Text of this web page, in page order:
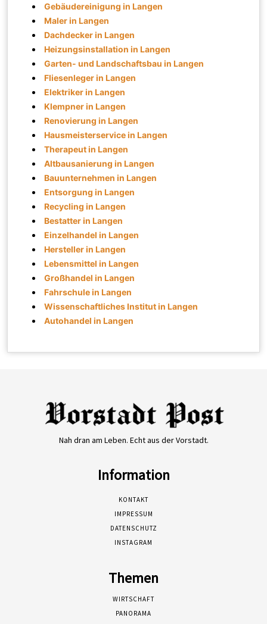
Gebäudereinigung in Langen
Maler in Langen
Dachdecker in Langen
Heizungsinstallation in Langen
Garten- und Landschaftsbau in Langen
Fliesenleger in Langen
Elektriker in Langen
Klempner in Langen
Renovierung in Langen
Hausmeisterservice in Langen
Therapeut in Langen
Altbausanierung in Langen
Bauunternehmen in Langen
Entsorgung in Langen
Recycling in Langen
Bestatter in Langen
Einzelhandel in Langen
Hersteller in Langen
Lebensmittel in Langen
Großhandel in Langen
Fahrschule in Langen
Wissenschaftliches Institut in Langen
Autohandel in Langen
Nah dran am Leben. Echt aus der Vorstadt.
Information
KONTAKT
IMPRESSUM
DATENSCHUTZ
INSTAGRAM
Themen
WIRTSCHAFT
PANORAMA